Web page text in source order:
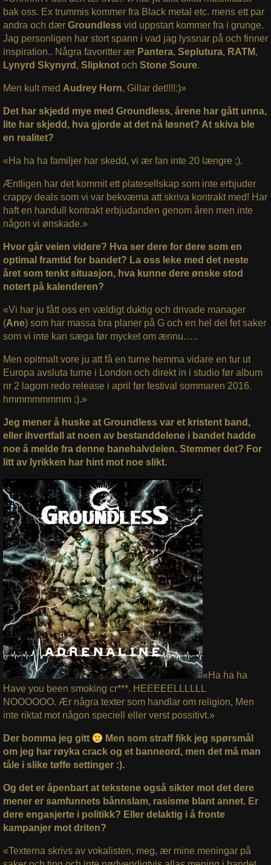
bak oss. Ex trummis kommer fra Black metal etc. mens ett par
andra och dær Groundless vid uppstart kommer fra i grunge.
Jag personligen har stort spann i vad jag lyssnar på och finner
inspiration.. Några favoritter ær Pantera, Seplutura, RATM,
Lynyrd Skynyrd , Slipknot och Stone Soure.
Men kult med Audrey Horn, Gillar det!!!!:)»
Det har skjedd mye med Groundless, årene har gått unna,
lite har skjedd, hva gjorde at det nå løsnet? At skiva ble
en realitet?
«Ha ha ha familjer har skedd, vi ær fan inte 20 længre ;).
Æntligen har det kommit ett platesellskap som inte erbjuder
crappy deals som vi var bekvæma att skriva kontrakt med! Har
haft en handull kontrakt erbjudanden genom åren men inte
någon vi ønskade.»
Hvor går veien videre? Hva ser dere for dere som en
optimal framtid for bandet? La oss leke med det neste
året som tenkt situasjon, hva kunne dere ønske stod
notert på kalenderen?
«Vi har ju fått oss en vældigt duktig och drivade manager
(Ane) som har massa bra planer på G och en hel del fet saker
som vi inte kan sæga før mycket om ænnu…..
Men opitmalt vore ju att få en turne hemma vidare en tur ut
Europa avsluta turne i London och direkt in i studio før album
nr 2 lagom redo release i april før festival sommaren 2016.
hmmmmmmmm :).»
Jeg mener å huske at Groundless var et kristent band,
eller ihvertfall at noen av bestanddelene i bandet hadde
noe å melde fra denne banehalvdelen. Stemmer det? For
litt av lyrikken har hint mot noe slikt.
«Ha ha ha
Have you been smoking cr***. HEEEEELLLLLL
NOOOOOO. Ær några texter som handlar om religion, Men
inte riktat mot någon speciell eller verst possitivt.»
Der bomma jeg gitt
Men som straff fikk jeg spørsmål
om jeg har røyka crack og et banneord, men det må man
tåle i slike tøffe settinger :).
Og det er åpenbart at tekstene også sikter mot det dere
mener er samfunnets bånnslam, rasisme blant annet. Er
dere engasjerte i politikk? Eller delaktig i å fronte
kampanjer mot driten?
«Texterna skrivs av vokalisten, meg, ær mine meningar på